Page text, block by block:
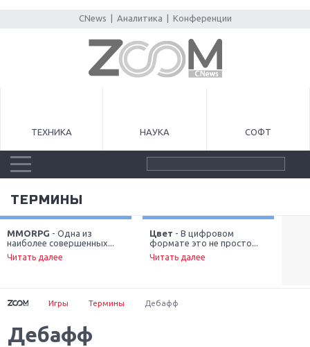
CNews Аналитика Конференции
ТЕХНИКА НАУКА СОФТ
ТЕРМИНЫ
MMORPG - Одна из
наиболее совершенных...
Читать далее
Цвет - В цифровом
формате это не просто...
Читать далее
Next
Игры Термины Дебафф
Дебафф